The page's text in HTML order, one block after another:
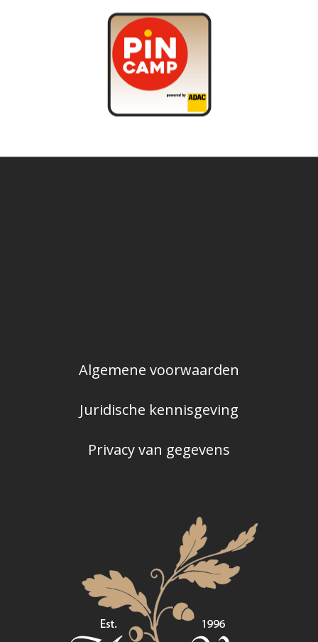
Algemene voorwaarden
Juridische kennisgeving
Privacy van gegevens